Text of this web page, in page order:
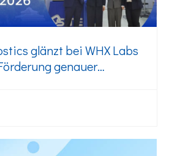
glänzt bei WHX Labs
genauer